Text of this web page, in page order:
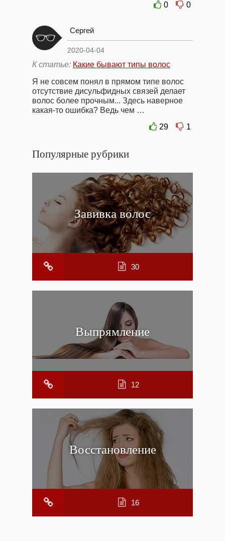
0
0
Сергей
2020-04-04
К статье: Какие бывают типы волос
Я не совсем понял в прямом типе волос
отсутствие дисульфидных связей делает
волос более прочным... Здесь наверное
какая-то ошибка? Ведь чем …
29
1
Популярные рубрики
Завивка волос
30
Выпрямление
12
Восстановление
16